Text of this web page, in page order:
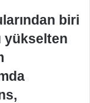
biri
yükselten